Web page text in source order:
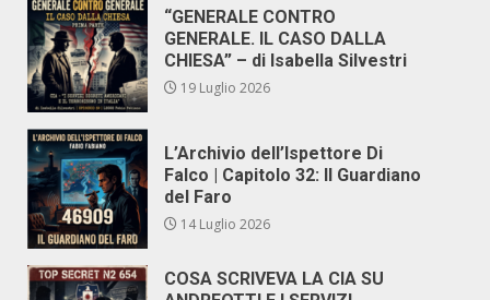
“GENERALE CONTRO
GENERALE. IL CASO DALLA
CHIESA” – di Isabella Silvestri
19 Luglio 2026
L’Archivio dell’Ispettore Di
Falco | Capitolo 32: Il Guardiano
del Faro
14 Luglio 2026
COSA SCRIVEVA LA CIA SU